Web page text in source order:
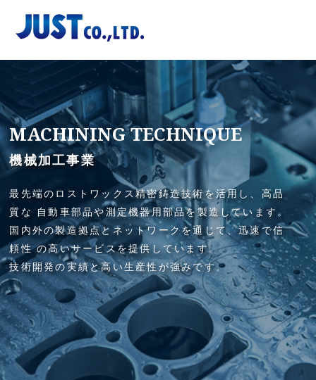
content
MACHINING TECHNIQUE
機械加工事業
最先端のロストワックス精密鋳造技術を活用し、高品
質な
自動車部品や測定機器用部品を製造しています。
国内外の製造拠点とネットワークを通じて、迅速で信
頼性の高いサービスを提供しています。
技術開発の実績と高い生産性が強みです。